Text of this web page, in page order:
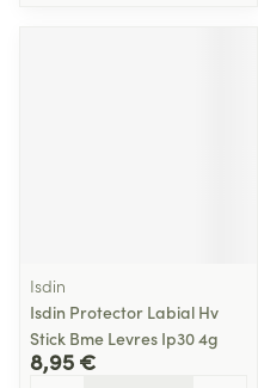
Isdin
Isdin Protector Labial Hv
Stick Bme Levres Ip30 4g
8,95 €